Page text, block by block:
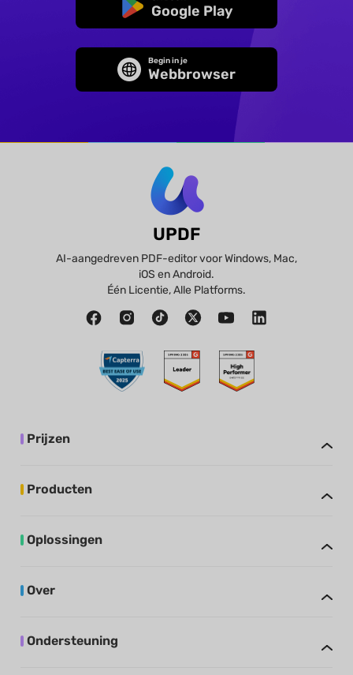
Google Play
Begin in je
Webbrowser
UPDF
AI-aangedreven PDF-editor voor Windows, Mac,
iOS en Android.
Één Licentie, Alle Platforms.
Prijzen
Producten
Oplossingen
Over
Ondersteuning